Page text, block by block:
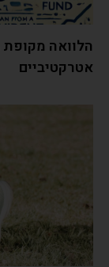
הלוואה
אטרקטיביים